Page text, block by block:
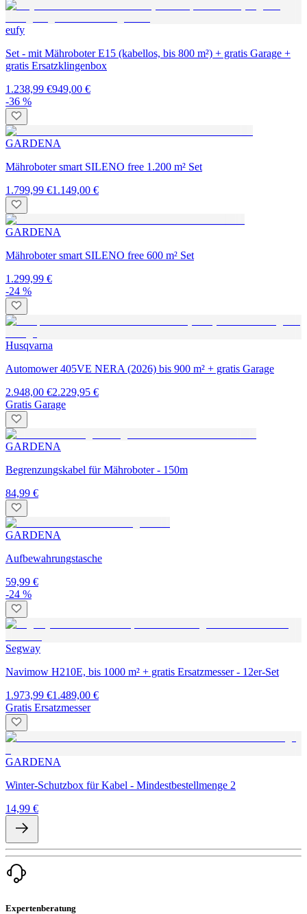
eufy
Set - mit Mähroboter E15 (kabellos, bis 800 m²) + gratis Garage +
gratis Ersatzklingenbox
1.238,99 €949,00 €
-36 %
GARDENA
Mähroboter smart SILENO free 1.200 m² Set
1.799,99 €1.149,00 €
GARDENA
Mähroboter smart SILENO free 600 m² Set
1.299,99 €
-24 %
Husqvarna
Automower 405VE NERA (2026) bis 900 m² + gratis Garage
2.948,00 €2.229,95 €
Gratis Garage
GARDENA
Begrenzungskabel für Mähroboter - 150m
84,99 €
GARDENA
Aufbewahrungstasche
59,99 €
-24 %
Segway
Navimow H210E, bis 1000 m² + gratis Ersatzmesser - 12er-Set
1.973,99 €1.489,00 €
Gratis Ersatzmesser
GARDENA
Winter-Schutzbox für Kabel - Mindestbestellmenge 2
14,99 €
Expertenberatung